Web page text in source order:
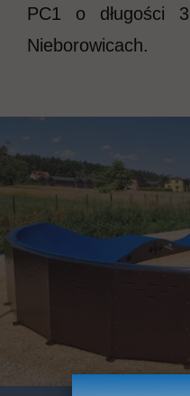
PC1 o długości
Nieborowicach.